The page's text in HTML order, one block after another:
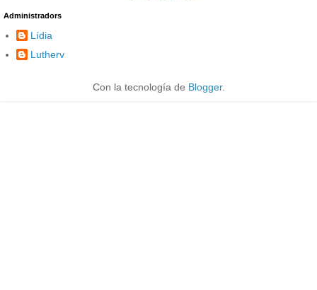
Administradors
Lídia
Lutherv
Con la tecnología de Blogger.